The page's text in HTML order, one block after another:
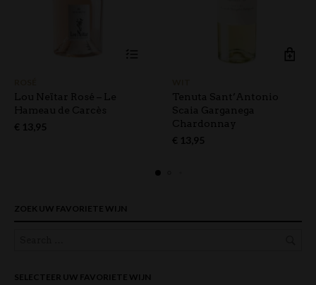
Lou Neïtar Rosé – Le
Hameau de Carcès
€ 13,95
Tenuta Sant’Antonio
Scaia Garganega
Chardonnay
€ 13,95
ZOEK UW FAVORIETE WIJN
SELECTEER UW FAVORIETE WIJN